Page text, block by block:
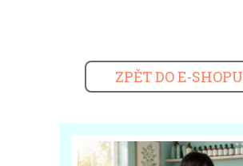
ZPĚT DO E-SHOPU